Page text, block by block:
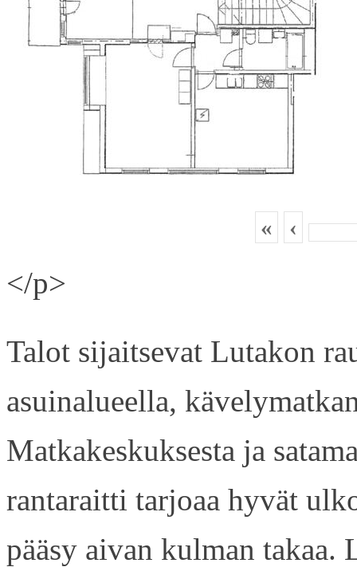
« ‹
</p>
Talot sijaitsevat Lutakon
asuinalueella,
Matkakeskuksesta ja
rantaraitti tarjoaa hyvät
pääsy aivan kulman